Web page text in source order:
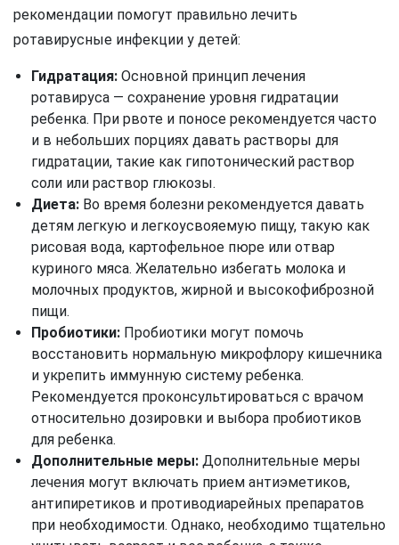
рекомендации помогут правильно лечить
ротавирусные инфекции у детей:
Гидратация: Основной принцип лечения
ротавируса — сохранение уровня гидратации
ребенка. При рвоте и поносе рекомендуется часто
и в небольших порциях давать растворы для
гидратации, такие как гипотонический раствор
соли или раствор глюкозы.
Диета: Во время болезни рекомендуется давать
детям легкую и легкоусвояемую пищу, такую как
рисовая вода, картофельное пюре или отвар
куриного мяса. Желательно избегать молока и
молочных продуктов, жирной и высокофиброзной
пищи.
Пробиотики: Пробиотики могут помочь
восстановить нормальную микрофлору кишечника
и укрепить иммунную систему ребенка.
Рекомендуется проконсультироваться с врачом
относительно дозировки и выбора пробиотиков
для ребенка.
Дополнительные меры: Дополнительные меры
лечения могут включать прием антиэметиков,
антипиретиков и противодиарейных препаратов
при необходимости. Однако, необходимо тщательно